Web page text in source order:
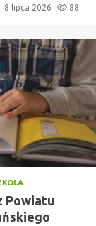
8 lipca 2026 88
Powiatu